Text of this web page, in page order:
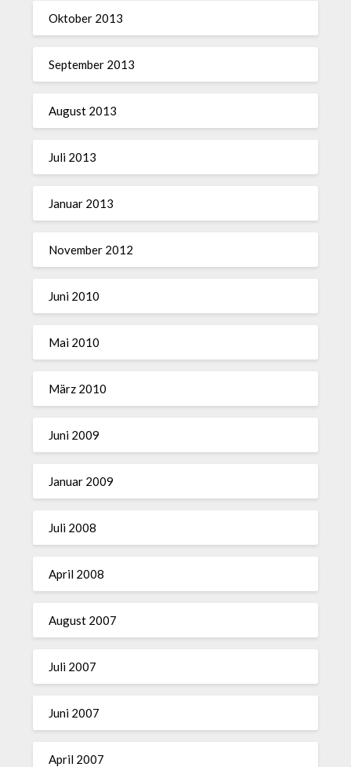
Oktober 2013
September 2013
August 2013
Juli 2013
Januar 2013
November 2012
Juni 2010
Mai 2010
März 2010
Juni 2009
Januar 2009
Juli 2008
April 2008
August 2007
Juli 2007
Juni 2007
April 2007